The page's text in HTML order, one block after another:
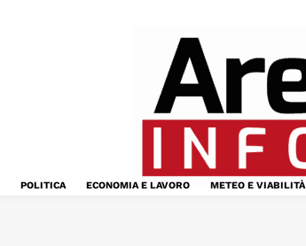
POLITICA ECONOMIA E LAVORO METEO E VIABILITÀ